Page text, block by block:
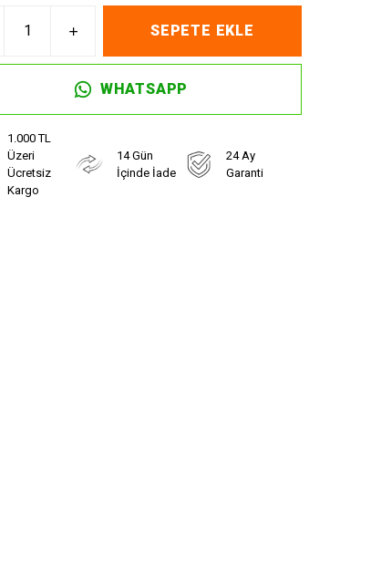
SEPETE EKLE
WHATSAPP
1.000 TL
Üzeri
Ücretsiz
Kargo
14 Gün
İçinde İade
24 Ay
Garanti